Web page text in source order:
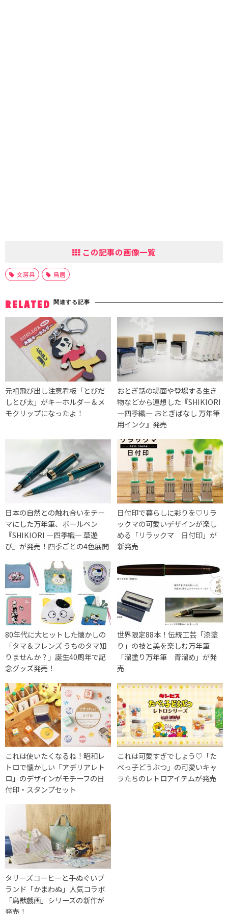
この記事の画像一覧
文房具 鳥居
RELATED 関連する記事
元祖飛び出し注意看板「とびだ
しとび太」がキーホルダー＆メ
モクリップになったよ！
おとぎ話の場面や登場する生き
物などから連想した『SHIKIORI
―四季織― おとぎばなし 万年筆
用インク』発売
日本の自然との触れ合いをテー
マにした万年筆、ボールペン
『SHIKIORI ―四季織― 草遊
び』が発売！四季ごとの4色展開
日付印で暮らしに彩りを♡リラ
ックマの可愛いデザインが楽し
める「リラックマ 日付印」が
新発売
80年代に大ヒットした懐かしの
「タマ＆フレンズ うちのタマ知
りませんか？」誕生40周年で記
念グッズ発売！
世界限定88本！伝統工芸「漆塗
り」の技と美を楽しむ万年筆
「溜塗り万年筆 青溜め」が発
売
これは使いたくなるね！昭和レ
トロで懐かしい「アデリアレト
ロ」のデザインがモチーフの日
付印・スタンプセット
これは可愛すぎでしょう♡「た
べっ子どうぶつ」の可愛いキャ
ラたちのレトロアイテムが発売
タリーズコーヒーと手ぬぐいブ
ランド「かまわぬ」人気コラボ
「鳥獣戯画」シリーズの新作が
発売！